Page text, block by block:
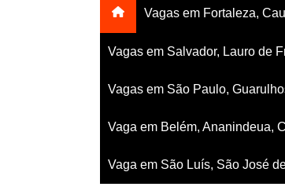
Vagas em Fortaleza,
Vagas em Salvador, Lauro de
Vagas em São Paulo,
Vaga em Belém, Ananindeua,
Vaga em São Luís, São José